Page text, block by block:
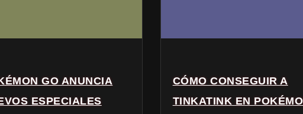
GO ANUNCIA
ESPECIALES
CÓMO CONSEGUIR A
TINKATINK EN